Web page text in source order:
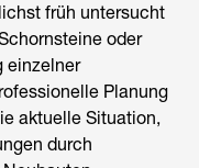
früh untersucht
oder
einzelner
Planung
aktuelle Situation,
durch